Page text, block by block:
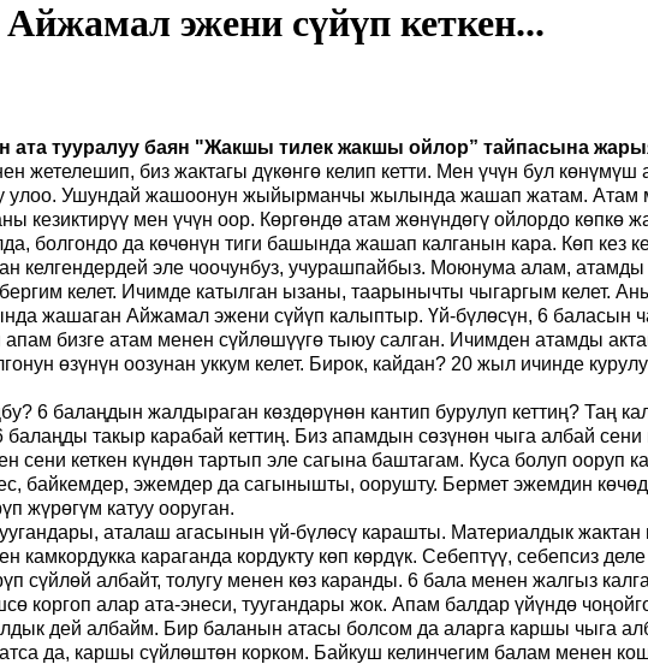
эжени сүйүп кеткен...
ата тууралуу баян "Жакшы тилек жакшы ойлор” тайпасына
жетелешип, биз жактагы дүкөнгө келип кетти. Мен үчүн бул
Ушундай жашоонун жыйырманчы жылында жашап жатам. Атам
кезиктирүү мен үчүн оор. Көргөндө атам жөнүндөгү ойлордо
болгондо да көчөнүн тиги башында жашап калганын кара. Көп кез
келгендердей эле чоочунбуз, учурашпайбыз. Моюнума алам,
келет. Ичимде катылган ызаны, таарынычты чыгаргым келет.
жашаган Айжамал эжени сүйүп калыптыр. Үй-бүлөсүн, 6
бизге атам менен сүйлөшүүгө тыюу салган. Ичимден атамды
өзүнүн оозунан уккум келет. Бирок, кайдан? 20 жыл ичинде
6 балаңдын жалдыраган көздөрүнөн кантип бурулуп кеттиң? Таң
такыр карабай кеттиң. Биз апамдын сөзүнөн чыга албай сени
сени кеткен күндөн тартып эле сагына баштагам. Куса болуп
байкемдер, эжемдер да сагынышты, оорушту. Бермет эжемдин
жүрөгүм катуу ооруган.
аталаш агасынын үй-бүлөсү карашты. Материалдык
караганда кордукту көп көрдүк. Себептүү, себепсиз
сүйлөй албайт, толугу менен көз каранды. 6 бала менен жалгыз
коргоп алар ата-энеси, туугандары жок. Апам балдар үйүндө
дей албайм. Бир баланын атасы болсом да аларга каршы чыга
да, каршы сүйлөштөн корком. Байкуш келинчегим балам менен